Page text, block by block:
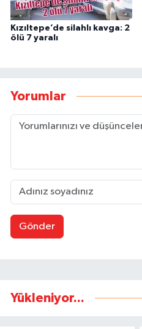
Kızıltepe’de silahlı kavga: 2
ölü 7 yaralı
Yorumlar
Gönder
Yükleniyor...